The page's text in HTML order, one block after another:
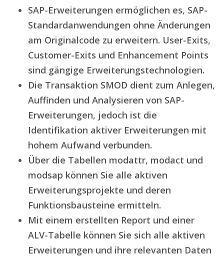
SAP-Erweiterungen ermöglichen es, SAP-
Standardanwendungen ohne Änderungen
am Originalcode zu erweitern. User-Exits,
Customer-Exits und Enhancement Points
sind gängige Erweiterungstechnologien.
Die Transaktion SMOD dient zum Anlegen,
Auffinden und Analysieren von SAP-
Erweiterungen, jedoch ist die
Identifikation aktiver Erweiterungen mit
hohem Aufwand verbunden.
Über die Tabellen modattr, modact und
modsap können Sie alle aktiven
Erweiterungsprojekte und deren
Funktionsbausteine ermitteln.
Mit einem erstellten Report und einer
ALV-Tabelle können Sie sich alle aktiven
Erweiterungen und ihre relevanten Daten